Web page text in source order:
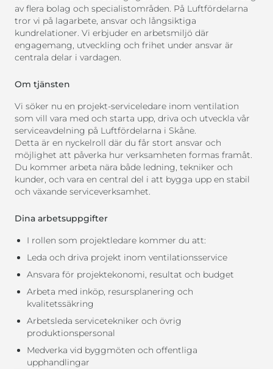
av flera bolag och specialistområden. På Luftfördelarna
tror vi på lagarbete, ansvar och långsiktiga
kundrelationer. Vi erbjuder en arbetsmiljö där
engagemang, utveckling och frihet under ansvar är
centrala delar i vardagen.
Om tjänsten
Vi söker nu en projekt-serviceledare inom ventilation
som vill vara med och starta upp, driva och utveckla vår
serviceavdelning på Luftfördelarna i Skåne.
Detta är en nyckelroll där du får stort ansvar och
möjlighet att påverka hur verksamheten formas framåt.
Du kommer arbeta nära både ledning, tekniker och
kunder, och vara en central del i att bygga upp en stabil
och växande serviceverksamhet.
Dina arbetsuppgifter
I rollen som projektledare kommer du att:
Leda och driva projekt inom ventilationsservice
Ansvara för projektekonomi, resultat och budget
Arbeta med inköp, resursplanering och
kvalitetssäkring
Arbetsleda servicetekniker och övrig
produktionspersonal
Medverka vid byggmöten och offentliga
upphandlingar